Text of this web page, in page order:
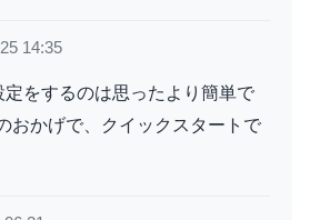
14:35
をするのは思ったより簡単で
おかげで、クイックスタートで